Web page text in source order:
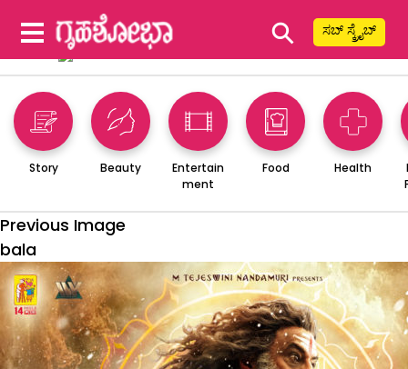
⚲ ಸಬ್ ಸ್ಕ್ರೈಬ್
Story Beauty
Entertain
ment
Food Health
Previous Image
bala